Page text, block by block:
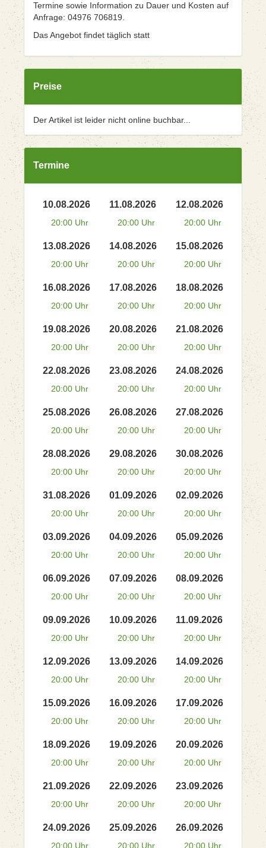
Termine sowie Information zu Dauer und Kosten auf
Anfrage: 04976 706819.
Das Angebot findet täglich statt
Preise
Der Artikel ist leider nicht online buchbar...
Termine
10.08.2026
20:00 Uhr
11.08.2026
20:00 Uhr
12.08.2026
20:00 Uhr
13.08.2026
20:00 Uhr
14.08.2026
20:00 Uhr
15.08.2026
20:00 Uhr
16.08.2026
20:00 Uhr
17.08.2026
20:00 Uhr
18.08.2026
20:00 Uhr
19.08.2026
20:00 Uhr
20.08.2026
20:00 Uhr
21.08.2026
20:00 Uhr
22.08.2026
20:00 Uhr
23.08.2026
20:00 Uhr
24.08.2026
20:00 Uhr
25.08.2026
20:00 Uhr
26.08.2026
20:00 Uhr
27.08.2026
20:00 Uhr
28.08.2026
20:00 Uhr
29.08.2026
20:00 Uhr
30.08.2026
20:00 Uhr
31.08.2026
20:00 Uhr
01.09.2026
20:00 Uhr
02.09.2026
20:00 Uhr
03.09.2026
20:00 Uhr
04.09.2026
20:00 Uhr
05.09.2026
20:00 Uhr
06.09.2026
20:00 Uhr
07.09.2026
20:00 Uhr
08.09.2026
20:00 Uhr
09.09.2026
20:00 Uhr
10.09.2026
20:00 Uhr
11.09.2026
20:00 Uhr
12.09.2026
20:00 Uhr
13.09.2026
20:00 Uhr
14.09.2026
20:00 Uhr
15.09.2026
20:00 Uhr
16.09.2026
20:00 Uhr
17.09.2026
20:00 Uhr
18.09.2026
20:00 Uhr
19.09.2026
20:00 Uhr
20.09.2026
20:00 Uhr
21.09.2026
20:00 Uhr
22.09.2026
20:00 Uhr
23.09.2026
20:00 Uhr
24.09.2026
20:00 Uhr
25.09.2026
20:00 Uhr
26.09.2026
20:00 Uhr